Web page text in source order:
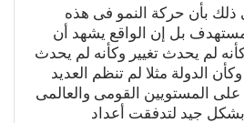
بأن حركة النمو فى هذه
بل إن الواقع يشهد أن
لم يحدث تغيير وكأنه لم يحدث
الدولة مثلا لم تنظم العديد
المستويين القومى والعالمى
بشكل جيد لتدفقت أعداد